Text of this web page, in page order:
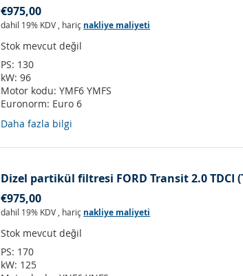
€975,00
dahil 19% KDV , hariç nakliye maliyeti
Stok mevcut değil
PS: 130
kW:96
Motor kodu:YMF6 YMFS
Euronorm: Euro 6
Daha fazla bilgi
Dizel partikül filtresi FORD Transit 2.0 TDCI
€975,00
dahil 19% KDV , hariç nakliye maliyeti
Stok mevcut değil
PS: 170
kW: 125